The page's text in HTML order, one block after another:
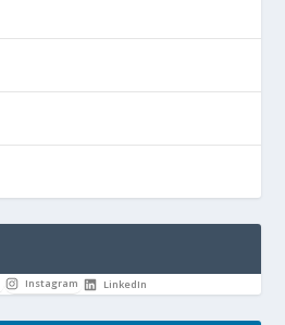
Instagram LinkedIn